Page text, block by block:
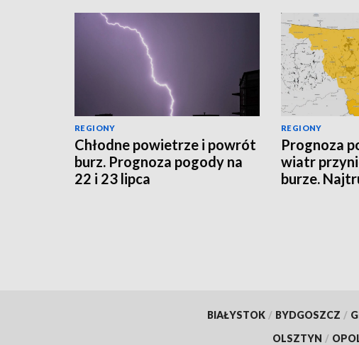
REGIONY
Chłodne powietrze i powrót
burz. Prognoza pogody na
22 i 23 lipca
REGIONY
Prognoza
wiatr
burze.
BIAŁYSTOK / BYDGOSZCZ /
OLSZTYN /